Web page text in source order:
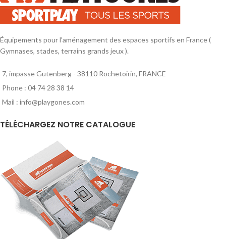
Équipements pour l'aménagement des espaces sportifs en France (
Gymnases, stades, terrains grands jeux ).
7, impasse Gutenberg - 38110 Rochetoirin, FRANCE
Phone : 04 74 28 38 14
Mail : info@playgones.com
TÉLÉCHARGEZ NOTRE CATALOGUE